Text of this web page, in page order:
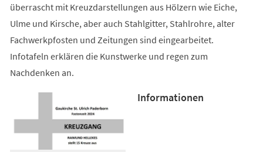
überrascht mit Kreuzdarstellungen aus Hölzern wie Eiche,
Ulme und Kirsche, aber auch Stahlgitter, Stahlrohre, alter
Fachwerkpfosten und Zeitungen sind eingearbeitet.
Infotafeln erklären die Kunstwerke und regen zum
Nachdenken an.
Informationen